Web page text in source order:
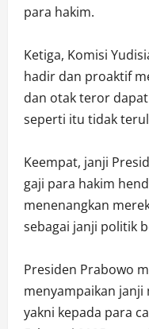
para hakim.
Ketiga, Komisi
hadir dan proaktif
dan otak teror
seperti itu tidak
Keempat, janji
gaji para hakim
menenangkan
sebagai janji politik
Presiden Prabowo
menyampaikan janji
yakni kepada para